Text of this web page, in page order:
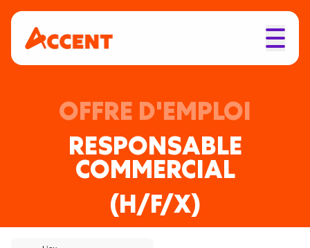
OFFRE D'EMPLOI
RESPONSABLE
COMMERCIAL
(H/F/X)